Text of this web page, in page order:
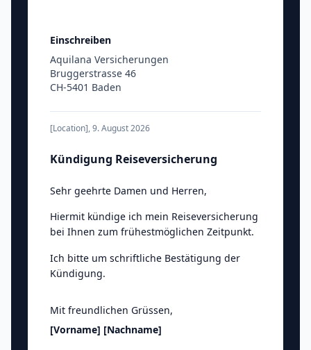
Einschreiben
Aquilana Versicherungen
Bruggerstrasse 46
CH-5401 Baden
[Location],9. August 2026
Kündigung Reiseversicherung
Sehr geehrte Damen und Herren,
Hiermit kündige ich mein Reiseversicherung
bei Ihnen zum frühestmöglichen Zeitpunkt.
Ich bitte um schriftliche Bestätigung der
Kündigung.
Mit freundlichen Grüssen,
[Vorname] [Nachname]